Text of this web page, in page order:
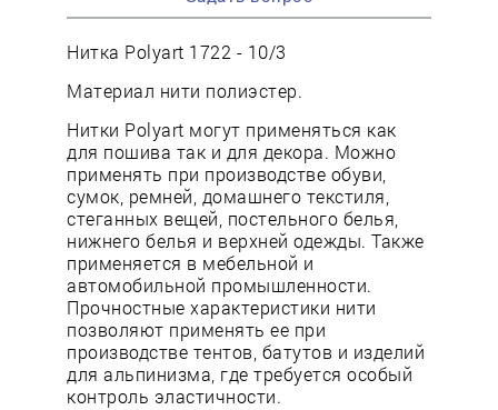
Нитка Polyart 1722 - 10/3
Материал нити полиэстер.
Нитки Polyart могут применяться как
для пошива так и для декора. Можно
применять при производстве обуви,
сумок, ремней, домашнего текстиля,
стеганных вещей, постельного белья,
нижнего белья и верхней одежды. Также
применяется в мебельной и
автомобильной промышленности.
Прочностные характеристики нити
позволяют применять ее при
производстве тентов, батутов и изделий
для альпинизма, где требуется особый
контроль эластичности.